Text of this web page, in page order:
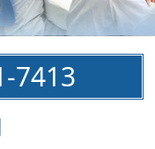
7413